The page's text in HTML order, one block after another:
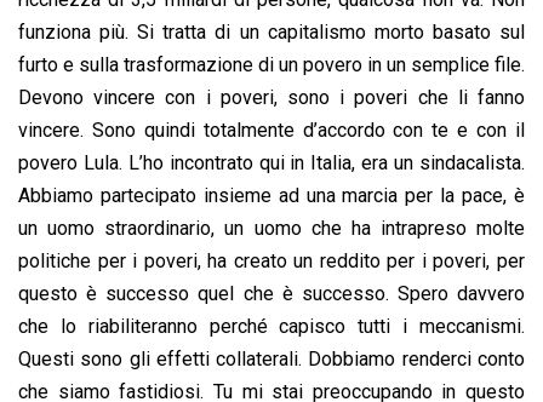
funziona più. Si tratta di un capitalismo morto basato sul
furto e sulla trasformazione di un povero in un semplice file.
Devono vincere con i poveri, sono i poveri che li fanno
vincere. Sono quindi totalmente d’accordo con te e con il
povero Lula. L’ho incontrato qui in Italia, era un sindacalista.
Abbiamo partecipato insieme ad una marcia per la pace, è
un uomo straordinario, un uomo che ha intrapreso molte
politiche per i poveri, ha creato un reddito per i poveri, per
questo è successo quel che è successo. Spero davvero
che lo riabiliteranno perché capisco tutti i meccanismi.
Questi sono gli effetti collaterali. Dobbiamo renderci conto
che siamo fastidiosi. Tu mi stai preoccupando in questo